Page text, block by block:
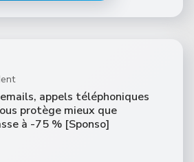
appels téléphoniques
protège mieux que
à -75 % [Sponso]